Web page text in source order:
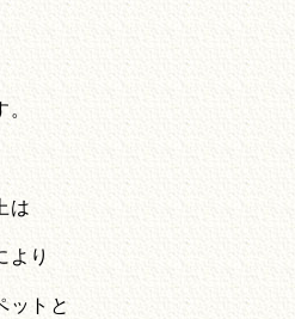
は
より
ットと